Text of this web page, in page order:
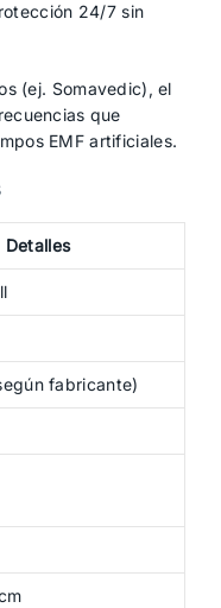
24/7 sin
(ej. Somavedic), el
que
EMF artificiales.
Detalles
fabricante)